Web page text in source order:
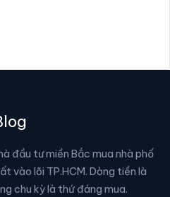
đầu tư miền Bắc mua nhà phố
vào lõi TP.HCM. Dòng tiền là
chu kỳ là thứ đáng mua.